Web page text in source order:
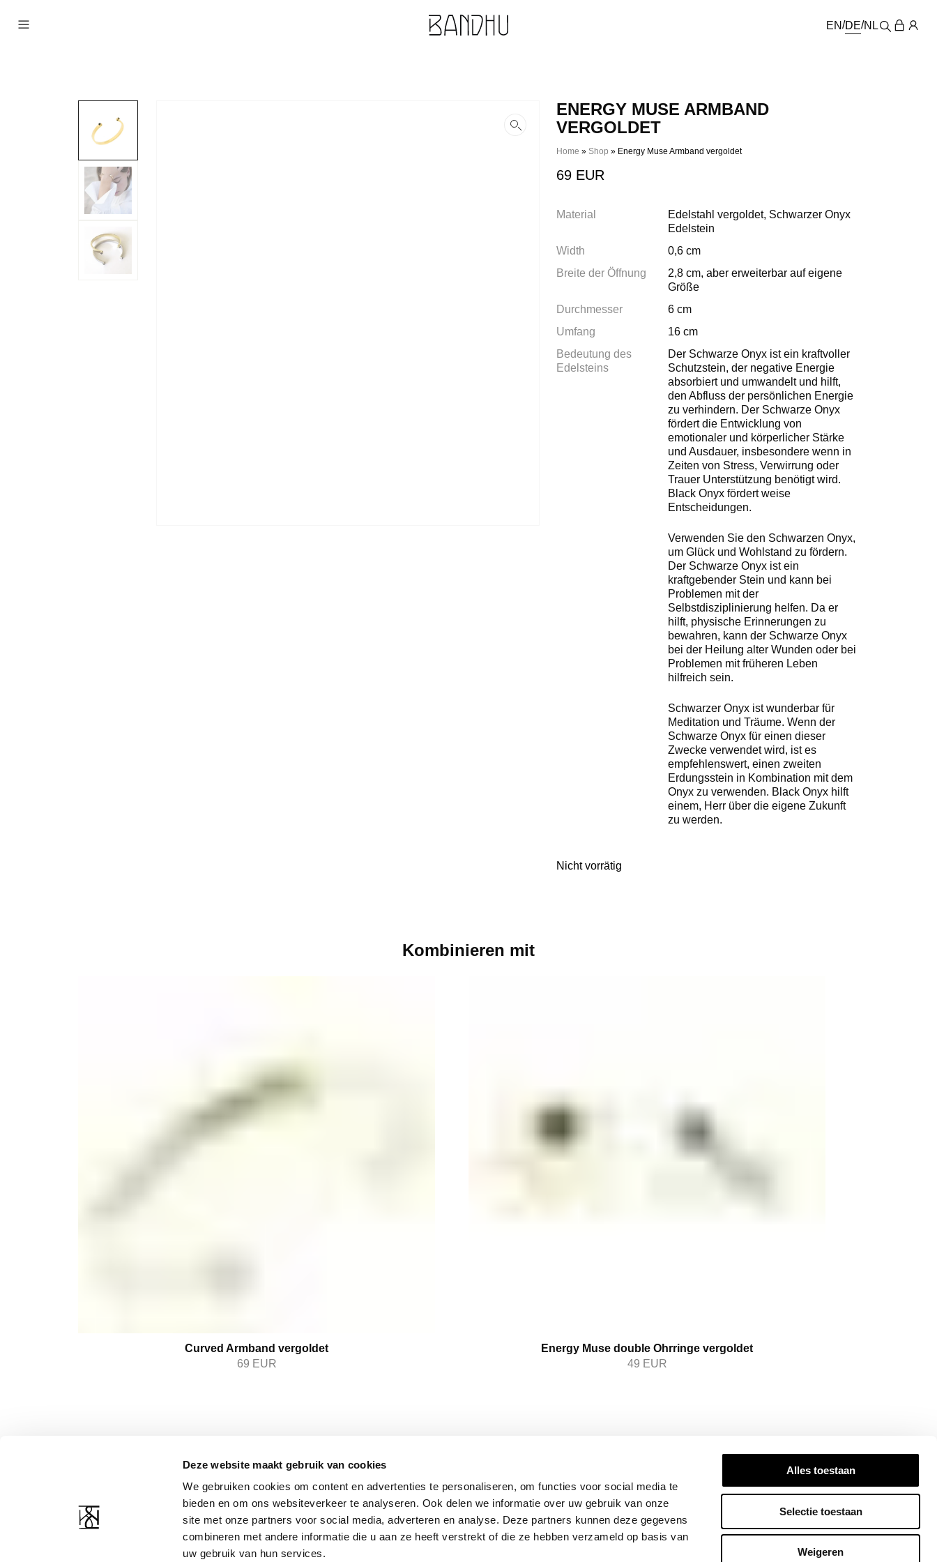
Deze website maakt gebruik van cookies
We gebruiken cookies om content en advertenties te personaliseren, om functies voor social media te
bieden en om ons websiteverkeer te analyseren. Ook delen we informatie over uw gebruik van onze
site met onze partners voor social media, adverteren en analyse. Deze partners kunnen deze gegevens
combineren met andere informatie die u aan ze heeft verstrekt of die ze hebben verzameld op basis van
uw gebruik van hun services.
Alles toestaan
Selectie toestaan
Weigeren
EN DE NL
ENERGY MUSE ARMBAND
VERGOLDET
Home »Shop » Energy Muse Armband vergoldet
69 EUR
Material
Edelstahl vergoldet, Schwarzer Onyx
Edelstein
Width
0,6 cm
Breite der Öffnung
2,8 cm, aber erweiterbar auf eigene
Größe
Durchmesser
6 cm
Umfang
16 cm
Bedeutung des
Edelsteins
Der Schwarze Onyx ist ein kraftvoller
Schutzstein, der negative Energie
absorbiert und umwandelt und hilft,
den Abfluss der persönlichen Energie
zu verhindern. Der Schwarze Onyx
fördert die Entwicklung von
emotionaler und körperlicher Stärke
und Ausdauer, insbesondere wenn in
Zeiten von Stress, Verwirrung oder
Trauer Unterstützung benötigt wird.
Black Onyx fördert weise
Entscheidungen.
Verwenden Sie den Schwarzen Onyx,
um Glück und Wohlstand zu fördern.
Der Schwarze Onyx ist ein
kraftgebender Stein und kann bei
Problemen mit der
Selbstdisziplinierung helfen. Da er
hilft, physische Erinnerungen zu
bewahren, kann der Schwarze Onyx
bei der Heilung alter Wunden oder bei
Problemen mit früheren Leben
hilfreich sein.
Schwarzer Onyx ist wunderbar für
Meditation und Träume. Wenn der
Schwarze Onyx für einen dieser
Zwecke verwendet wird, ist es
empfehlenswert, einen zweiten
Erdungsstein in Kombination mit dem
Onyx zu verwenden. Black Onyx hilft
einem, Herr über die eigene Zukunft
zu werden.
Nicht vorrätig
Kombinieren mit
Curved Armband vergoldet
69 EUR
Energy Muse double Ohrringe vergoldet
49 EUR
Versand und Rückgabe
RESSOURCEN DES
UNTERNEHMENS
Über uns
Erklärung zum Datenschutz
Bedingungen und Konditionen
Facebook
Instagram
ZAHLUNGSPARTNER
Stay inspired! Subscribe to our newsletter for the
latest updates, exclusive insights, and stories that
matter. Join the Bandhu community today!
ANMELDEN